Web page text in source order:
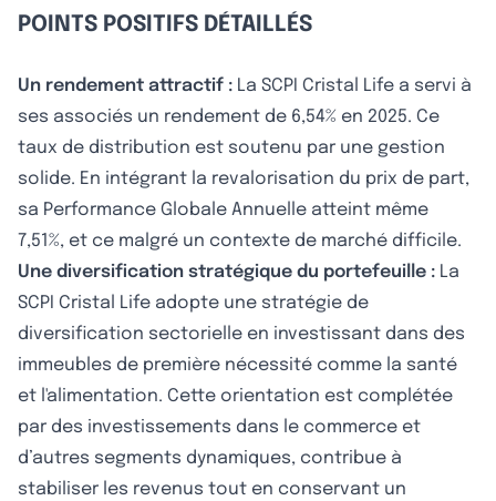
POINTS POSITIFS DÉTAILLÉS
Un rendement attractif : La SCPI Cristal Life a servi à
ses associés un rendement de 6,54% en 2025. Ce
taux de distribution est soutenu par une gestion
solide. En intégrant la revalorisation du prix de part,
sa Performance Globale Annuelle atteint même
7,51%, et ce malgré un contexte de marché difficile.
Une diversification stratégique du portefeuille : La
SCPI Cristal Life adopte une stratégie de
diversification sectorielle en investissant dans des
immeubles de première nécessité comme la santé
et l'alimentation. Cette orientation est complétée
par des investissements dans le commerce et
d’autres segments dynamiques, contribue à
stabiliser les revenus tout en conservant un